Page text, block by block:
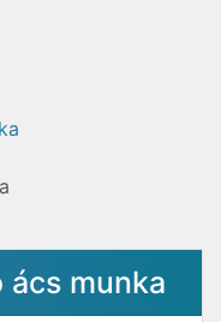
ács munka